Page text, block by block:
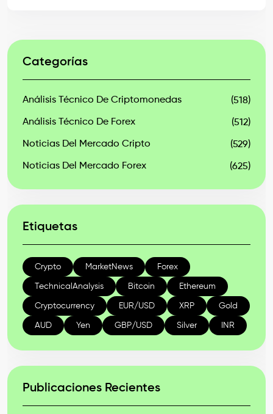
Categorías
Análisis Técnico De Criptomonedas (518)
Análisis Técnico De Forex (512)
Noticias Del Mercado Cripto (529)
Noticias Del Mercado Forex (625)
Etiquetas
Crypto MarketNews Forex
TechnicalAnalysis Bitcoin Ethereum
Cryptocurrency EUR/USD XRP Gold
AUD Yen GBP/USD Silver INR
Publicaciones Recientes